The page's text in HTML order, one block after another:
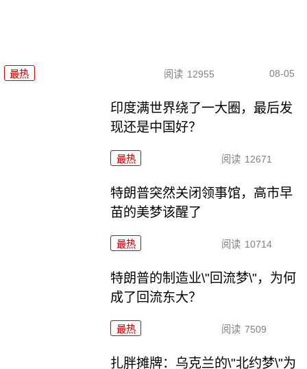
最热 阅读 12955 08-05
印度满世界绕了一大圈，最后发
现还是中国好？
最热 阅读 12671
特朗普突然关闭领事馆，高市早
苗的美梦该醒了
最热 阅读 10714
特朗普的制造业\"回流梦\"，为何
成了回流东大？
最热 阅读 7509
扎胖摊牌：乌克兰的\"北约梦\"为